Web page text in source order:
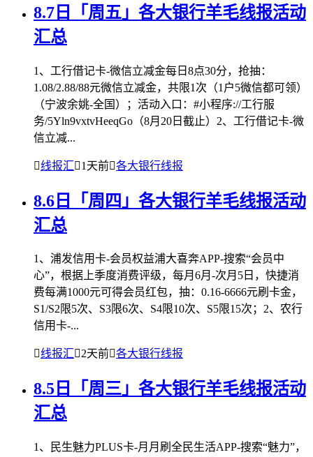
8.7日「周五」各大银行羊毛线报活动
汇总
1、工行借记卡-微信立减金每日8点30分，抢抽：
1.08/2.88/88元微信立减金，共限1次（1户5微信都可领）
（宁波余姚-全国）；活动入口：#小程序://工行服
务/5Yln9vxtvHeeqGo（8月20日截止）2、工行借记卡-微
信立减...
线报汇1天前各大银行线报
8.6日「周四」各大银行羊毛线报活动
汇总
1、浦发信用卡-会员权益浦大喜奔APP-搜索“会员中
心”，根据上季度消费评级，每月6月-次月5日，快捷消
费每满1000元可得会员红包，抽：0.16-6666元刷卡金，
S1/S2限5次、S3限6次、S4限10次、S5限15次；2、农行
信用卡-...
线报汇2天前各大银行线报
8.5日「周三」各大银行羊毛线报活动
汇总
1、民生魅力PLUS卡-月月刷全民生活APP-搜索“魅力”，